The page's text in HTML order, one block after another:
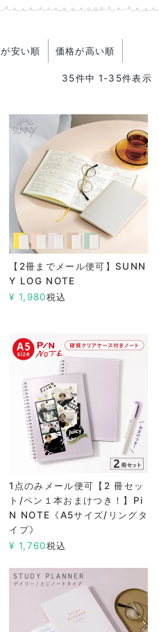
安い順 価格が高い順
35件中 1-35件表示
【2冊までメール便可】SUNN
Y LOG NOTE
¥ 1,980税込
1点のみメール便可【2 冊セッ
ト/ペン１本おまけつき！】Pi
N NOTE《A5サイズ/リングタ
イプ》
¥ 1,760税込